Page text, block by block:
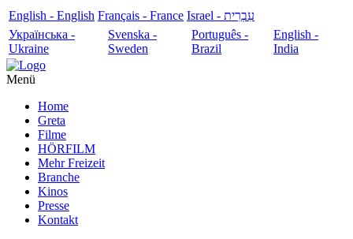
English - English Français - France
עִבְרִית - Israel
Українська -
Ukraine
Svenska -
Sweden
Português -
Brazil
English -
India
Menü
Home
Greta
Filme
HÖRFILM
Mehr Freizeit
Branche
Kinos
Presse
Kontakt